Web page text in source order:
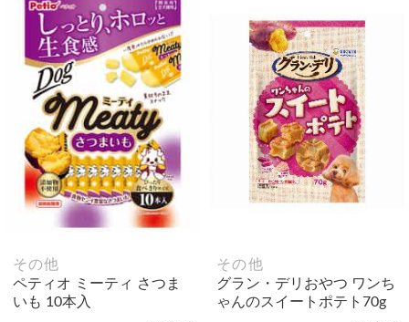
その他
ペティオ ミーティ さつま
いも 10本入
その他
グラン・デリおやつ ワンち
ゃんのスイートポテト70g